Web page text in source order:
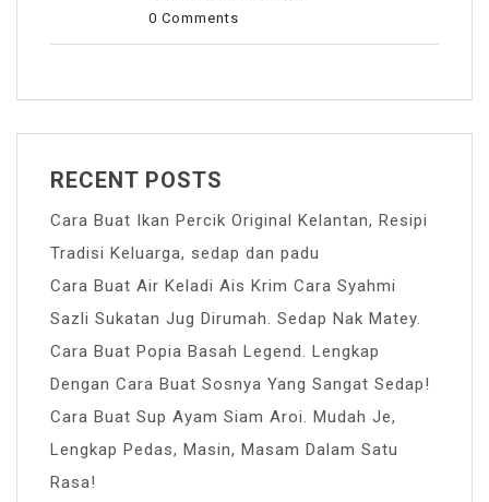
0 Comments
RECENT POSTS
Cara Buat Ikan Percik Original Kelantan, Resipi
Tradisi Keluarga, sedap dan padu
Cara Buat Air Keladi Ais Krim Cara Syahmi
Sazli Sukatan Jug Dirumah. Sedap Nak Matey.
Cara Buat Popia Basah Legend. Lengkap
Dengan Cara Buat Sosnya Yang Sangat Sedap!
Cara Buat Sup Ayam Siam Aroi. Mudah Je,
Lengkap Pedas, Masin, Masam Dalam Satu
Rasa!